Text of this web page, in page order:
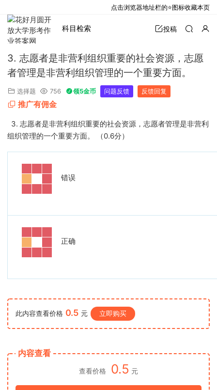
科目检索 投稿
3. 志愿者是非营利组织重要的社会资源，志愿
者管理是非营利组织管理的一个重要方面。
选择题 756 领5金币 问题反馈 反馈回复
推广有佣金
3. 志愿者是非营利组织重要的社会资源，志愿者管理是非营利
组织管理的一个重要方面。
（0.6分）
错误
正确
此内容查看价格 0.5 元 立即购买
内容查看
查看价格 0.5 元
点击浏览器地址栏的⭐图标收藏本页